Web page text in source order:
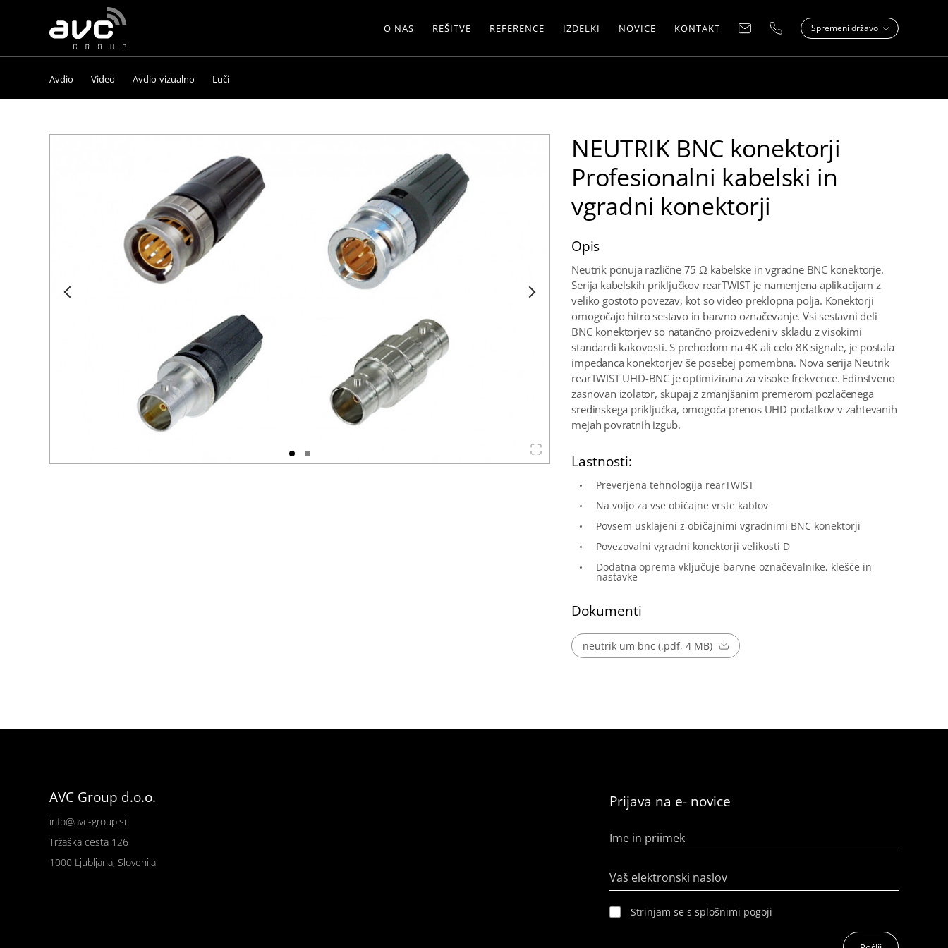
AVC
Group
O NAS REŠITVE REFERENCE IZDELKI NOVICE KONTAKT Spremeni državo
Avdio Video Avdio-vizualno Luči
NEUTRIK BNC konektorji
Profesionalni kabelski in
vgradni konektorji
Opis
Neutrik ponuja različne 75 Ω kabelske in vgradne BNC konektorje.
Serija kabelskih priključkov rearTWIST je namenjena aplikacijam z
veliko gostoto povezav, kot so video preklopna polja. Konektorji
omogočajo hitro sestavo in barvno označevanje. Vsi sestavni deli
BNC konektorjev so natančno proizvedeni v skladu z visokimi
standardi kakovosti. S prehodom na 4K ali celo 8K signale, je postala
impedanca konektorjev še posebej pomembna. Nova serija Neutrik
rearTWIST UHD-BNC je optimizirana za visoke frekvence. Edinstveno
zasnovan izolator, skupaj z zmanjšanim premerom pozlačenega
sredinskega priključka, omogoča prenos UHD podatkov v zahtevanih
mejah povratnih izgub.
Lastnosti:
Preverjena tehnologija rearTWIST
Na voljo za vse običajne vrste kablov
Povsem usklajeni z običajnimi vgradnimi BNC konektorji
Povezovalni vgradni konektorji velikosti D
Dodatna oprema vključuje barvne označevalnike, klešče in
nastavke
Dokumenti
neutrik um bnc (.pdf, 4 MB)
AVC Group d.o.o.
info@avc-group.si
Tržaška cesta 126
1000 Ljubljana, Slovenija
Prijava na e- novice
Ime in priimek
Vaš elektronski naslov
Strinjam se s splošnimi pogoji